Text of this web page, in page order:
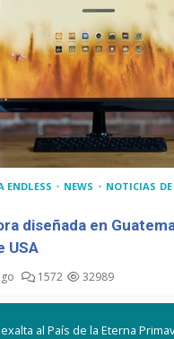
ENDLESS NEWS
NOTICIAS
diseñada en
USA
1572 32989
al País de la Eterna